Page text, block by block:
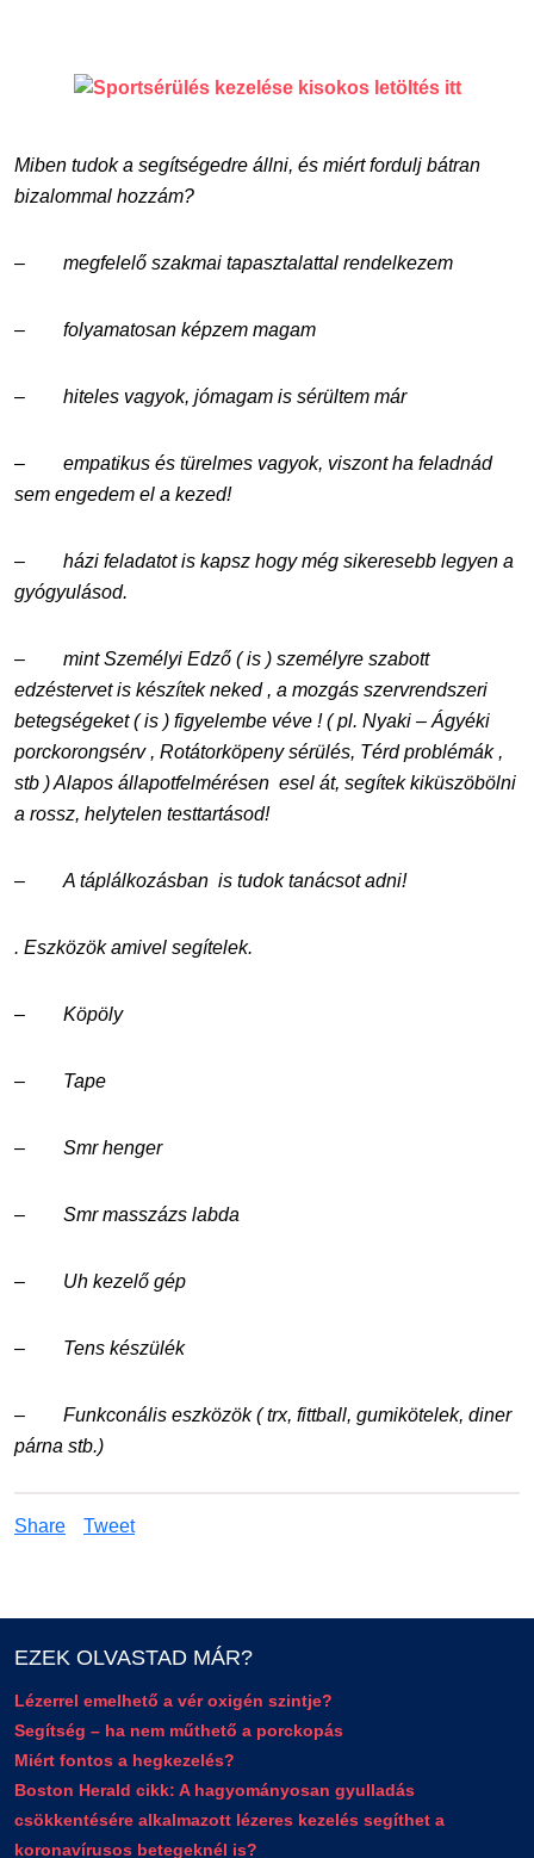
Miben tudok a segítségedre állni, és miért fordulj bátran
bizalommal hozzám?
– megfelelő szakmai tapasztalattal rendelkezem
– folyamatosan képzem magam
– hiteles vagyok, jómagam is sérültem már
– empatikus és türelmes vagyok, viszont ha feladnád
sem engedem el a kezed!
– házi feladatot is kapsz hogy még sikeresebb legyen a
gyógyulásod.
– mint Személyi Edző ( is ) személyre szabott
edzéstervet is készítek neked , a mozgás szervrendszeri
betegségeket ( is ) figyelembe véve ! ( pl. Nyaki – Ágyéki
porckorongsérv , Rotátorköpeny sérülés, Térd problémák ,
stb ) Alapos állapotfelmérésen esel át, segítek kiküszöbölni
a rossz, helytelen testtartásod!
– A táplálkozásban is tudok tanácsot adni!
. Eszközök amivel segítelek.
– Köpöly
– Tape
– Smr henger
– Smr masszázs labda
– Uh kezelő gép
– Tens készülék
– Funkconális eszközök ( trx, fittball, gumikötelek, diner
párna stb.)
Share Tweet
EZEK OLVASTAD MÁR?
Lézerrel emelhető a vér oxigén szintje?
Segítség – ha nem műthető a porckopás
Miért fontos a hegkezelés?
Boston Herald cikk: A hagyományosan gyulladás
csökkentésére alkalmazott lézeres kezelés segíthet a
koronavírusos betegeknél is?